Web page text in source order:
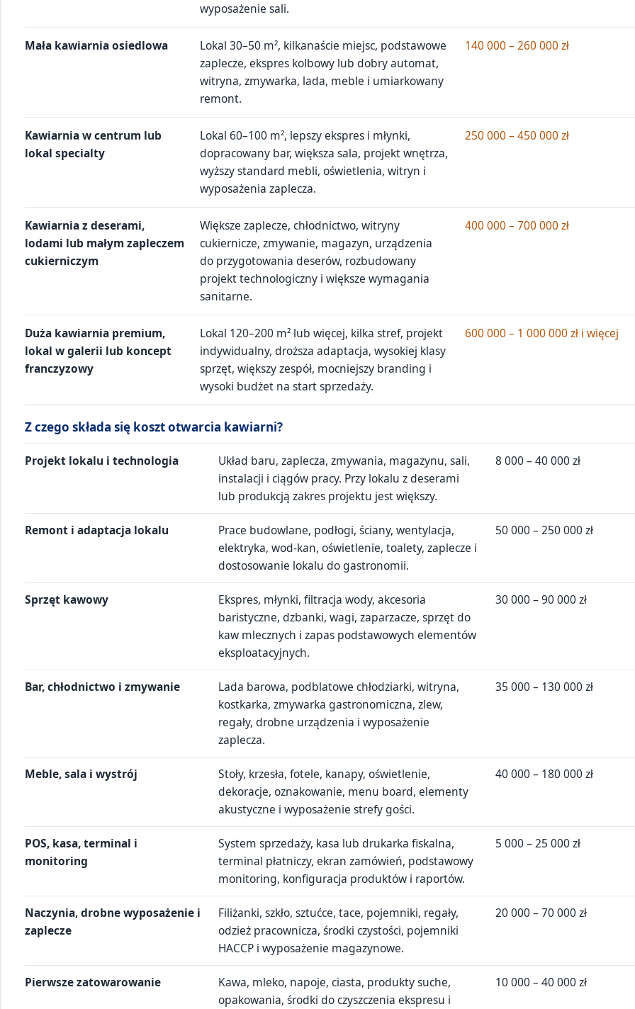
wyposażenie sali.
Mała kawiarnia osiedlowa
Lokal 30–50 m², kilkanaście miejsc, podstawowe
zaplecze, ekspres kolbowy lub dobry automat,
witryna, zmywarka, lada, meble i umiarkowany
remont.
140 000 – 260 000 zł
Kawiarnia w centrum lub
lokal specialty
Lokal 60–100 m², lepszy ekspres i młynki,
dopracowany bar, większa sala, projekt wnętrza,
wyższy standard mebli, oświetlenia, witryn i
wyposażenia zaplecza.
250 000 – 450 000 zł
Kawiarnia z deserami,
lodami lub małym zapleczem
cukierniczym
Większe zaplecze, chłodnictwo, witryny
cukiernicze, zmywanie, magazyn, urządzenia
do przygotowania deserów, rozbudowany
projekt technologiczny i większe wymagania
sanitarne.
400 000 – 700 000 zł
Duża kawiarnia premium,
lokal w galerii lub koncept
franczyzowy
Lokal 120–200 m² lub więcej, kilka stref, projekt
indywidualny, droższa adaptacja, wysokiej klasy
sprzęt, większy zespół, mocniejszy branding i
wysoki budżet na start sprzedaży.
600 000 – 1 000 000 zł i więcej
Z czego składa się koszt otwarcia kawiarni?
Projekt lokalu i technologia
Układ baru, zaplecza, zmywania, magazynu, sali,
instalacji i ciągów pracy. Przy lokalu z deserami
lub produkcją zakres projektu jest większy.
8 000 – 40 000 zł
Remont i adaptacja lokalu
Prace budowlane, podłogi, ściany, wentylacja,
elektryka, wod-kan, oświetlenie, toalety, zaplecze i
dostosowanie lokalu do gastronomii.
50 000 – 250 000 zł
Sprzęt kawowy
Ekspres, młynki, filtracja wody, akcesoria
baristyczne, dzbanki, wagi, zaparzacze, sprzęt do
kaw mlecznych i zapas podstawowych elementów
eksploatacyjnych.
30 000 – 90 000 zł
Bar, chłodnictwo i zmywanie
Lada barowa, podblatowe chłodziarki, witryna,
kostkarka, zmywarka gastronomiczna, zlew,
regały, drobne urządzenia i wyposażenie
zaplecza.
35 000 – 130 000 zł
Meble, sala i wystrój
Stoły, krzesła, fotele, kanapy, oświetlenie,
dekoracje, oznakowanie, menu board, elementy
akustyczne i wyposażenie strefy gości.
40 000 – 180 000 zł
POS, kasa, terminal i
monitoring
System sprzedaży, kasa lub drukarka fiskalna,
terminal płatniczy, ekran zamówień, podstawowy
monitoring, konfiguracja produktów i raportów.
5 000 – 25 000 zł
Naczynia, drobne wyposażenie i
zaplecze
Filiżanki, szkło, sztućce, tace, pojemniki, regały,
odzież pracownicza, środki czystości, pojemniki
HACCP i wyposażenie magazynowe.
20 000 – 70 000 zł
Pierwsze zatowarowanie
Kawa, mleko, napoje, ciasta, produkty suche,
opakowania, środki do czyszczenia ekspresu i
10 000 – 40 000 zł